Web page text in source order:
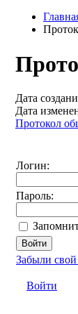
Дата
Дата
Протокол
Логин:
Пароль:
Забыли свой
Войти